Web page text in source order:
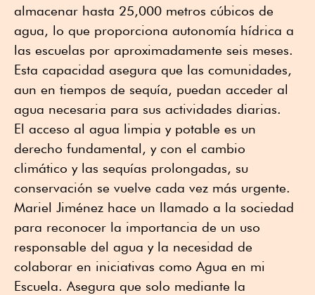
almacenar hasta 25,000 metros cúbicos de
agua, lo que proporciona autonomía hídrica a
las escuelas por aproximadamente seis meses.
Esta capacidad asegura que las comunidades,
aun en tiempos de sequía, puedan acceder al
agua necesaria para sus actividades diarias.
El acceso al agua limpia y potable es un
derecho fundamental, y con el cambio
climático y las sequías prolongadas, su
conservación se vuelve cada vez más urgente.
Mariel Jiménez hace un llamado a la sociedad
para reconocer la importancia de un uso
responsable del agua y la necesidad de
colaborar en iniciativas como Agua en mi
Escuela. Asegura que solo mediante la